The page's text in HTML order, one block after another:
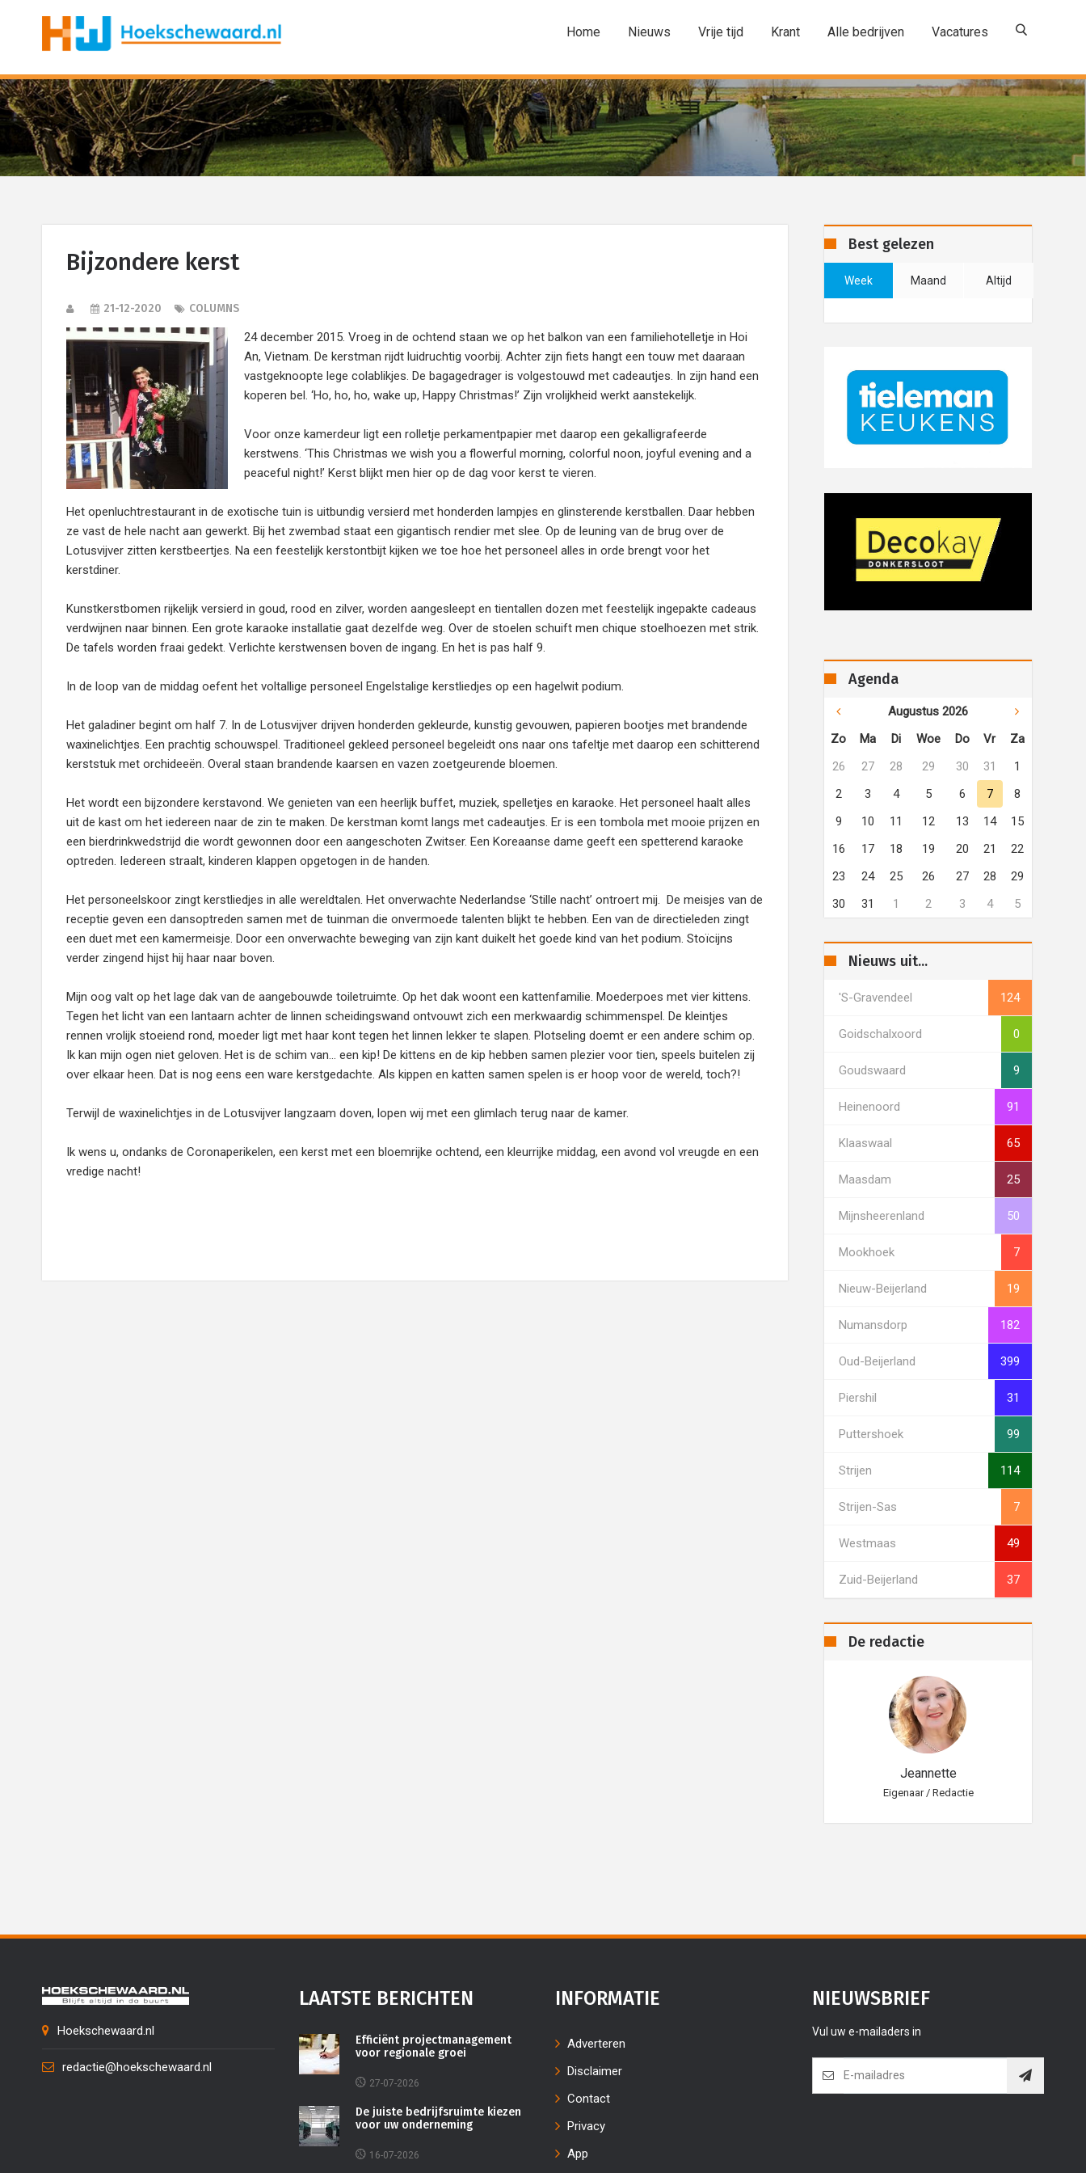
Home Nieuws Vrije tijd Krant Alle bedrijven Vacatures
Bijzondere kerst
21-12-2020 COLUMNS
24 december 2015. Vroeg in de ochtend staan we op het balkon van een familiehotelletje in Hoi
An, Vietnam. De kerstman rijdt luidruchtig voorbij. Achter zijn fiets hangt een touw met daaraan
vastgeknoopte lege colablikjes. De bagagedrager is volgestouwd met cadeautjes. In zijn hand een
koperen bel. ‘Ho, ho, ho, wake up, Happy Christmas!’ Zijn vrolijkheid werkt aanstekelijk.
Voor onze kamerdeur ligt een rolletje perkamentpapier met daarop een gekalligrafeerde
kerstwens. ‘This Christmas we wish you a flowerful morning, colorful noon, joyful evening and a
peaceful night!’ Kerst blijkt men hier op de dag voor kerst te vieren.
Het openluchtrestaurant in de exotische tuin is uitbundig versierd met honderden lampjes en glinsterende kerstballen. Daar hebben
ze vast de hele nacht aan gewerkt. Bij het zwembad staat een gigantisch rendier met slee. Op de leuning van de brug over de
Lotusvijver zitten kerstbeertjes. Na een feestelijk kerstontbijt kijken we toe hoe het personeel alles in orde brengt voor het
kerstdiner.
Kunstkerstbomen rijkelijk versierd in goud, rood en zilver, worden aangesleept en tientallen dozen met feestelijk ingepakte cadeaus
verdwijnen naar binnen. Een grote karaoke installatie gaat dezelfde weg. Over de stoelen schuift men chique stoelhoezen met strik.
De tafels worden fraai gedekt. Verlichte kerstwensen boven de ingang. En het is pas half 9.
In de loop van de middag oefent het voltallige personeel Engelstalige kerstliedjes op een hagelwit podium.
Het galadiner begint om half 7. In de Lotusvijver drijven honderden gekleurde, kunstig gevouwen, papieren bootjes met brandende
waxinelichtjes. Een prachtig schouwspel. Traditioneel gekleed personeel begeleidt ons naar ons tafeltje met daarop een schitterend
kerststuk met orchideeën. Overal staan brandende kaarsen en vazen zoetgeurende bloemen.
Het wordt een bijzondere kerstavond. We genieten van een heerlijk buffet, muziek, spelletjes en karaoke. Het personeel haalt alles
uit de kast om het iedereen naar de zin te maken. De kerstman komt langs met cadeautjes. Er is een tombola met mooie prijzen en
een bierdrinkwedstrijd die wordt gewonnen door een aangeschoten Zwitser. Een Koreaanse dame geeft een spetterend karaoke
optreden. Iedereen straalt, kinderen klappen opgetogen in de handen.
Het personeelskoor zingt kerstliedjes in alle wereldtalen. Het onverwachte Nederlandse ‘Stille nacht’ ontroert mij. De meisjes van de
receptie geven een dansoptreden samen met de tuinman die onvermoede talenten blijkt te hebben. Een van de directieleden zingt
een duet met een kamermeisje. Door een onverwachte beweging van zijn kant duikelt het goede kind van het podium. Stoïcijns
verder zingend hijst hij haar naar boven.
Mijn oog valt op het lage dak van de aangebouwde toiletruimte. Op het dak woont een kattenfamilie. Moederpoes met vier kittens.
Tegen het licht van een lantaarn achter de linnen scheidingswand ontvouwt zich een merkwaardig schimmenspel. De kleintjes
rennen vrolijk stoeiend rond, moeder ligt met haar kont tegen het linnen lekker te slapen. Plotseling doemt er een andere schim op.
Ik kan mijn ogen niet geloven. Het is de schim van… een kip! De kittens en de kip hebben samen plezier voor tien, speels buitelen zij
over elkaar heen. Dat is nog eens een ware kerstgedachte. Als kippen en katten samen spelen is er hoop voor de wereld, toch?!
Terwijl de waxinelichtjes in de Lotusvijver langzaam doven, lopen wij met een glimlach terug naar de kamer.
Ik wens u, ondanks de Coronaperikelen, een kerst met een bloemrijke ochtend, een kleurrijke middag, een avond vol vreugde en een
vredige nacht!
Best gelezen
Week Maand Altijd
Agenda
Augustus 2026
Zo
Ma Di Woe Do Vr
Za
26
27 28 29 30 31
1
2
3 4 5 6 7
8
9
10 11 12 13 14
15
16
17 18 19 20 21
22
23
24 25 26 27 28
29
30
31 1 2 3 4 5
Nieuws uit...
's-Gravendeel 124
Goidschalxoord 0
Goudswaard 9
Heinenoord 91
Klaaswaal 65
Maasdam 25
Mijnsheerenland 50
Mookhoek 7
Nieuw-Beijerland 19
Numansdorp 182
Oud-Beijerland 399
Piershil 31
Puttershoek 99
Strijen 114
Strijen-Sas 7
Westmaas 49
Zuid-Beijerland 37
De redactie
Jeannette
Eigenaar / Redactie
Hoekschewaard.nl
redactie@hoekschewaard.nl
LAATSTE BERICHTEN
Efficiënt projectmanagement
voor regionale groei
27-07-2026
De juiste bedrijfsruimte kiezen
voor uw onderneming
16-07-2026
INFORMATIE
Adverteren
Disclaimer
Contact
Privacy
App
NIEUWSBRIEF
Vul uw e-mailaders in